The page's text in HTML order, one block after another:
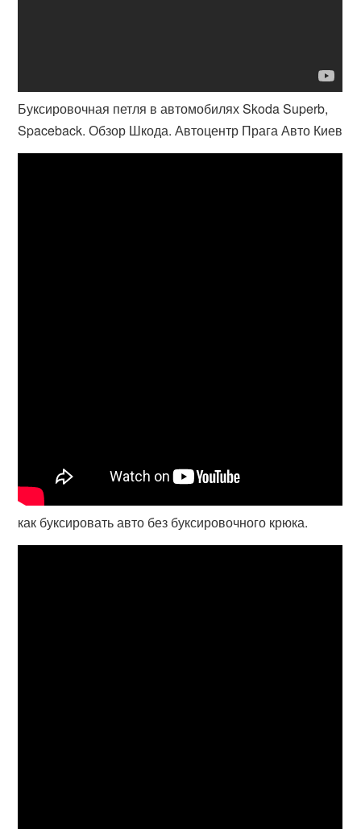
Буксировочная петля в автомобилях Skoda Superb,
Spaceback. Обзор Шкода. Автоцентр Прага Авто Киев
как буксировать авто без буксировочного крюка.